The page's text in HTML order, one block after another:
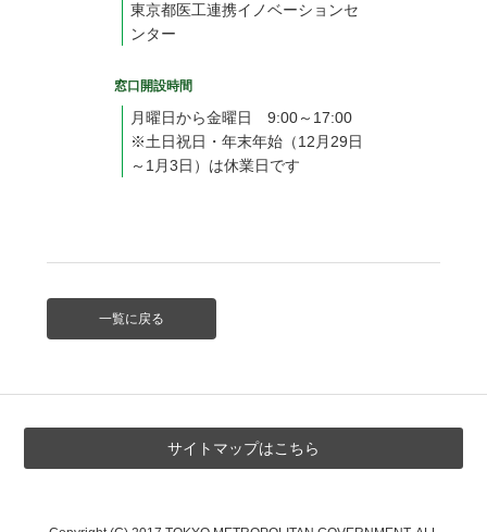
東京都医工連携イノベーションセ
ンター
窓口開設時間
月曜日から金曜日 9:00～17:00
※土日祝日・年末年始（12月29日
～1月3日）は休業日です
一覧に戻る
サイトマップはこちら